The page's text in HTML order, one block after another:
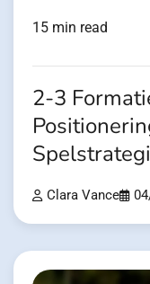
15 min read
2-3
Clara Vance